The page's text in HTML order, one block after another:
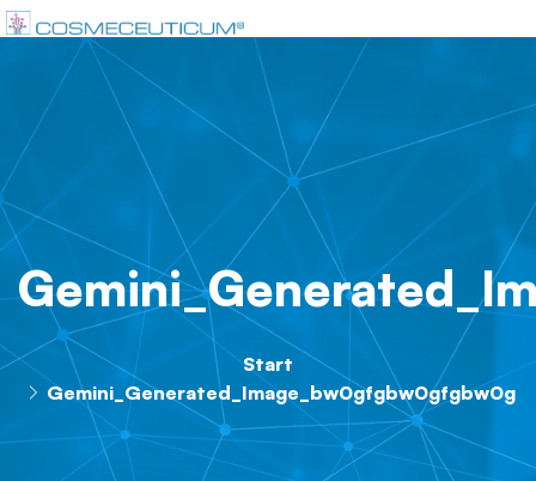
Start
Gemini_Generated_Image_bw0gfgbw0gfgbw0g